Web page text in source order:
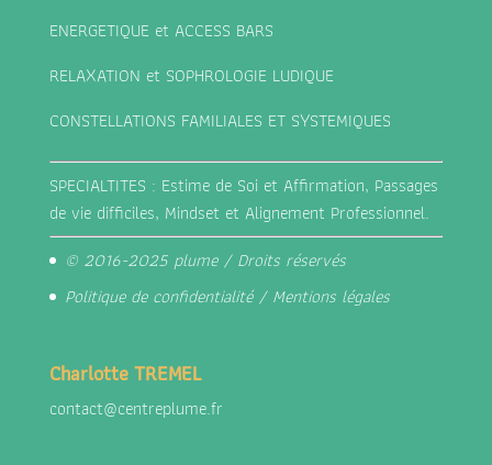
ENERGETIQUE et ACCESS BARS
RELAXATION et SOPHROLOGIE LUDIQUE
CONSTELLATIONS FAMILIALES ET SYSTEMIQUES
SPECIALTITES : Estime de Soi et Affirmation, Passages
de vie difficiles, Mindset et Alignement Professionnel.
© 2016-2025 plume / Droits réservés
Politique de confidentialité/ Mentions légales
Charlotte TREMEL
contact@centreplume.fr